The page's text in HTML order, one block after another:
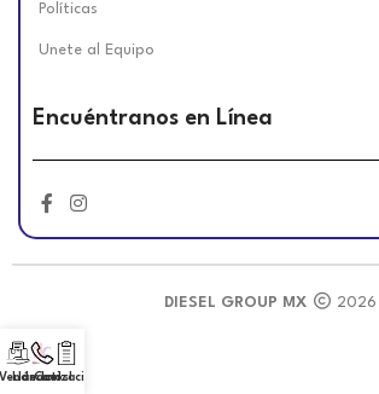
Políticas
Unete al Equipo
Encuéntranos en Línea
DIESEL GROUP MX 2026
Llámanos!
Cotización